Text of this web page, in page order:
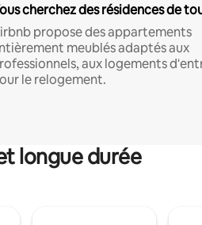
cherchez des résidences de
propose des appartements
meublés adaptés aux
aux logements
le relogement.
longue durée